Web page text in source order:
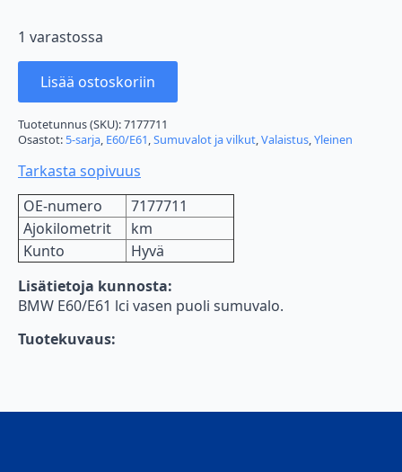
1 varastossa
Lisää ostoskoriin
Tuotetunnus (SKU):7177711
Osastot: 5-sarja, E60/E61,Sumuvalot ja vilkut,Valaistus,Yleinen
Tarkasta sopivuus
OE-numero
7177711
Ajokilometrit
km
Kunto
Hyvä
Lisätietoja kunnosta:
BMW E60/E61 lci vasen puoli sumuvalo.
Tuotekuvaus: